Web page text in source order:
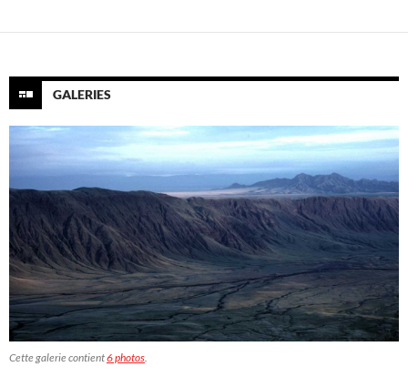
GALERIES
Cette galerie contient6 photos